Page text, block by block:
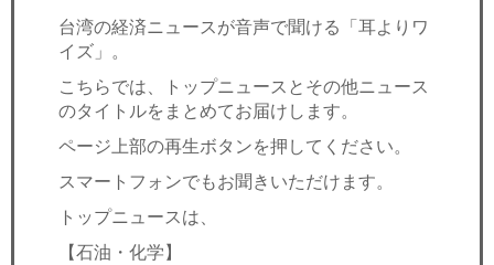
セミナー
経済ニュース
労務顧問
ＩＴ
飲食店情報
台湾の経済ニュースが音声で聞ける「耳よりワ
イズ」。
こちらでは、トップニュースとその他ニュース
のタイトルをまとめてお届けします。
ページ上部の再生ボタンを押してください。
スマートフォンでもお聞きいただけます。
トップニュースは、
【石油・化学】